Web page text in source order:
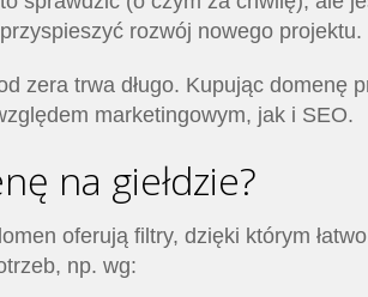
rozwój nowego projektu.
zera trwa długo. Kupując domenę
marketingowym, jak i SEO.
na giełdzie?
oferują filtry, dzięki którym łatwo
np. wg: